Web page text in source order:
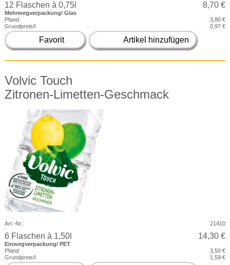
12 Flaschen à 0,75l 8,70 €
Mehrwegverpackung/ Glas
Pfand
3,80 €
Grundpreis/l
0,97 €
Favorit Artikel hinzufügen
Volvic Touch
Zitronen-Limetten-Geschmack
Art.-Nr.: 21410
6 Flaschen à 1,50l 14,30 €
Einwegverpackung/ PET
Pfand
3,50 €
Grundpreis/l
1,59 €